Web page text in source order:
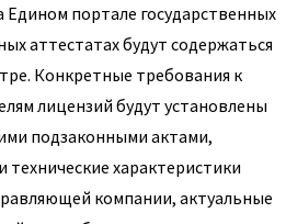
портале государственных
аттестатах будут содержаться
Конкретные требования к
лицензий будут установлены
подзаконными актами,
характеристики
компании, актуальные